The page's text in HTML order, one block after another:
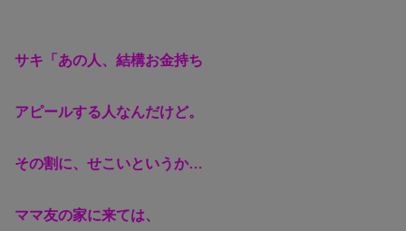
サキ「あの人、結構お金持ち
アピールする人なんだけど。
その割に、せこいというか…
ママ友の家に来ては、